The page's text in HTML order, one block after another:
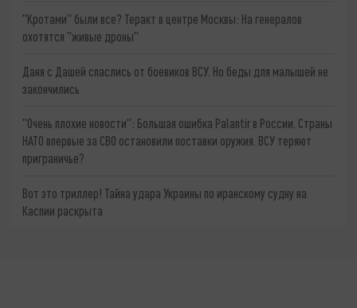
"Кротами" были все? Теракт в центре Москвы: На генералов
охотятся "живые дроны"
Даня с Дашей спаслись от боевиков ВСУ. Но беды для малышей не
закончились
"Очень плохие новости": Большая ошибка Palantir в России. Страны
НАТО впервые за СВО остановили поставки оружия. ВСУ теряют
приграничье?
Вот это триллер! Тайна удара Украины по иранскому судну на
Каспии раскрыта